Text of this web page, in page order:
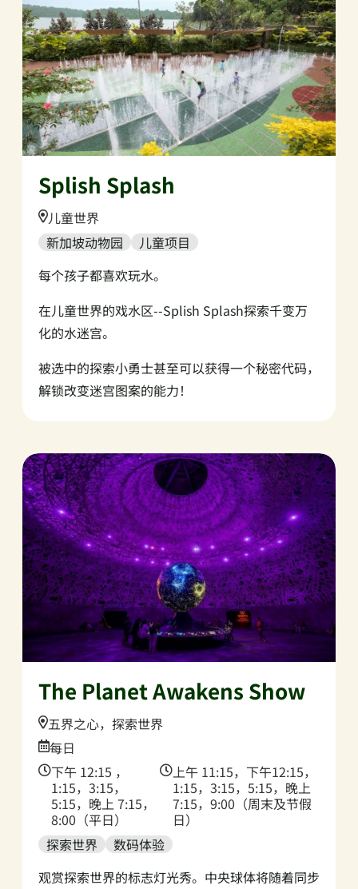
Splish Splash
Location:
儿童世界
新加坡动物园
儿童项目
每个孩子都喜欢玩水。
在儿童世界的戏水区--Splish Splash探索千变万
化的水迷宫。
被选中的探索小勇士甚至可以获得一个秘密代码，
解锁改变迷宫图案的能力！
The Planet Awakens Show
Location:
五界之心，探索世界
Date:
每日
Time:
下午 12:15 ，
1:15，3:15，
5:15，晚上 7:15，
8:00（平日）
Time:
上午 11:15，下午12:15，
1:15，3:15，5:15，晚上
7:15，9:00（周末及节假
日）
探索世界
数码体验
观赏探索世界的标志灯光秀。中央球体将随着同步